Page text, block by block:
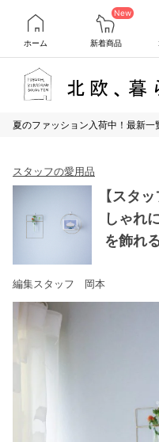
ホーム
New
新着商品
夏のファッション入荷中！最新一
スタッフの愛用品
【スタ
しゃれ
を飾れ
編集スタッフ 岡本